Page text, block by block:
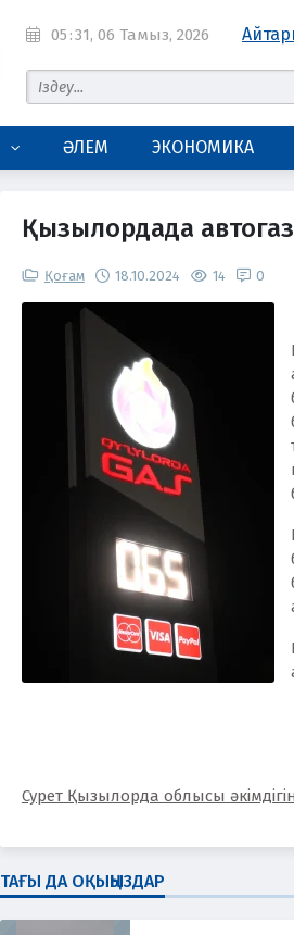
05 :31, 06 Тамыз, 2026
ӘЛЕМ ЭКОНОМИКА
Қызылордада
Қоғам 18.10.2024 14 0
Сурет Қызылорда облысы
ТАҒЫ ДА ОҚЫҢЫЗДАР